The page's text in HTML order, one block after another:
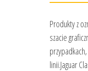
Produkty z
szacie
linii.Jaguar